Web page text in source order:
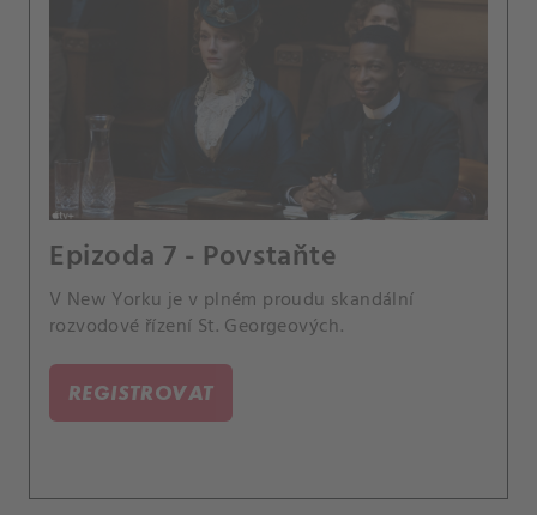
Epizoda 7 - Povstaňte
V New Yorku je v plném proudu skandální
rozvodové řízení St. Georgeových.
REGISTROVAT